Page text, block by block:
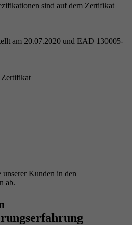
sind auf dem Zertifikat
am 20.07.2020 und EAD 130005-
Zertifikat
Kunden in den
ab.